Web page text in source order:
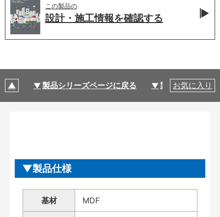
この製品の
設計・施工情報を確認する
製品シリーズページに戻る 製品仕様
お気に入り
製品仕様
基材 MDF